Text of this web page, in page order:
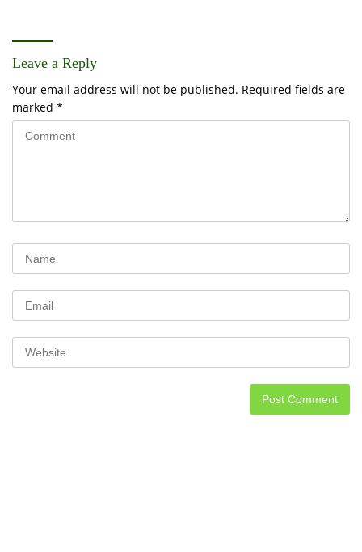
Leave a Reply
Your email address will not be published. Required fields are
marked *